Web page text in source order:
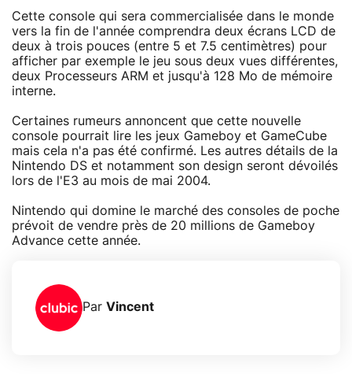
Cette console qui sera commercialisée dans le monde
vers la fin de l'année comprendra deux écrans LCD de
deux à trois pouces (entre 5 et 7.5 centimètres) pour
afficher par exemple le jeu sous deux vues différentes,
deux Processeurs ARM et jusqu'à 128 Mo de mémoire
interne.
Certaines rumeurs annoncent que cette nouvelle
console pourrait lire les jeux Gameboy et GameCube
mais cela n'a pas été confirmé. Les autres détails de la
Nintendo DS et notamment son design seront dévoilés
lors de l'E3 au mois de mai 2004.
Nintendo qui domine le marché des consoles de poche
prévoit de vendre près de 20 millions de Gameboy
Advance cette année.
Par Vincent